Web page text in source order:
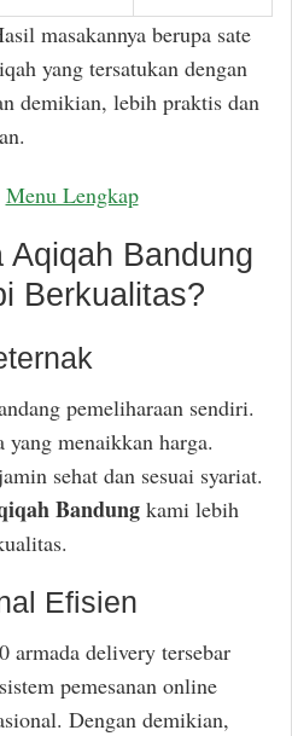
masakannya berupa sate
yang tersatukan dengan
demikian, lebih praktis dan
Menu Lengkap
Aqiqah Bandung
Berkualitas?
pemeliharaan sendiri.
menaikkan harga.
sehat dan sesuai syariat.
Bandung kami lebih
Efisien
armada delivery tersebar
pemesanan online
Dengan demikian,